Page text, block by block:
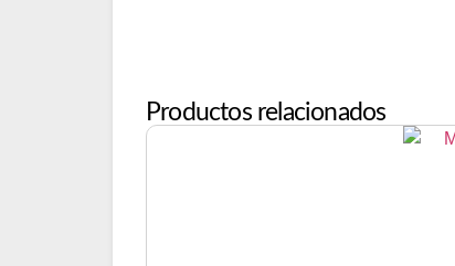
Productos relacionados